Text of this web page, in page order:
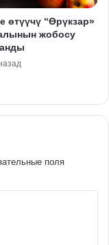
өтүүчү “Өрүкзар»
жобосу
поля